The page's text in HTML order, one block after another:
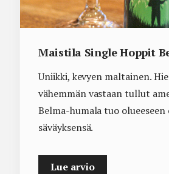
Maistila Single Hoppit
Uniikki, kevyen maltainen.
vähemmän vastaan tullut
Belma-humala tuo olueeseen
säväyksensä.
Lue arvio